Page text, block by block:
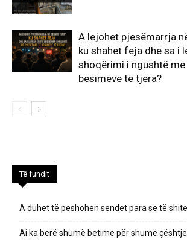
A lejohet pjesëmarrja
ku shahet feja dhe sa i
shoqërimi i ngushtë
besimeve të tjera?
Të fundit
A duhet të peshohen sendet para se të
Ai ka bërë shumë betime për shumë